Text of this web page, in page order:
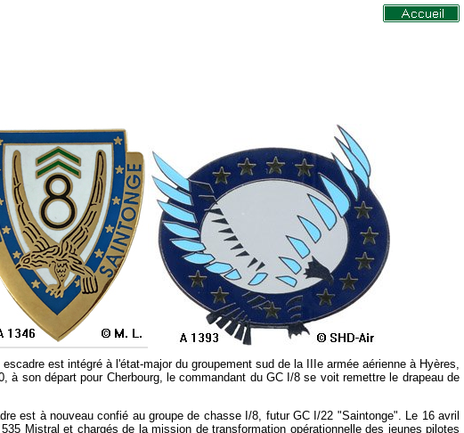
est intégré à l'état-major du groupement sud de la IIIe armée aérienne à Hyères,
son départ pour Cherbourg, le commandant du GC I/8 se voit remettre le drapeau de
est à nouveau confié au groupe de chasse I/8, futur GC I/22 "Saintonge". Le 16 avril
Mistral et chargés de la mission de transformation opérationnelle des jeunes pilotes